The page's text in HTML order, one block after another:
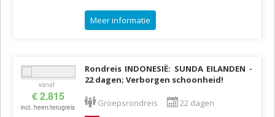
Meer informatie
vanaf
€ 2.815
incl. heen/terugreis
Rondreis INDONESIË: SUNDA EILANDEN -
22 dagen; Verborgen schoonheid!
Groepsrondreis
22 dagen